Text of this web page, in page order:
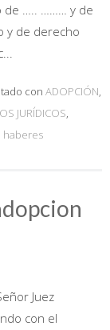
de ….. ……… y de
y de derecho
con ADOPCIÓN,
JURÍDICOS,
haberes
Juez
con el